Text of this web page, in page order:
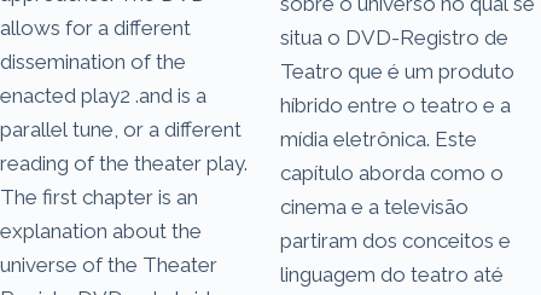
allows for a different
dissemination of the
enacted play2 .and is a
parallel tune, or a different
reading of the theater play.
The first chapter is an
explanation about the
universe of the Theater
situa o DVD-Registro de
Teatro que é um produto
híbrido entre o teatro e a
mídia eletrônica. Este
capítulo aborda como o
cinema e a televisão
partiram dos conceitos e
linguagem do teatro até